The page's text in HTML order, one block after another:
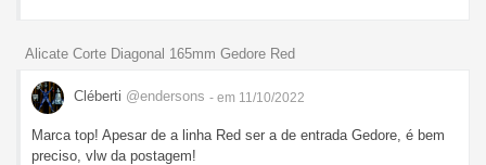
Alicate Corte Diagonal 165mm Gedore Red
Cléberti @endersons - em 11/10/2022
Marca top! Apesar de a linha Red ser a de entrada Gedore, é bem
preciso, vlw da postagem!